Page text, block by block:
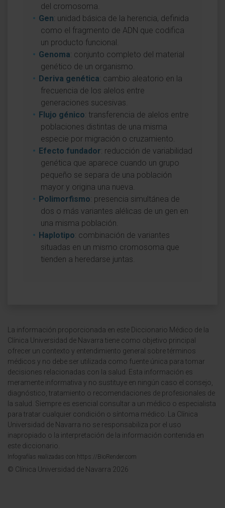
del cromosoma.
Gen: unidad básica de la herencia, definida
como el fragmento de ADN que codifica
un producto funcional.
Genoma: conjunto completo del material
genético de un organismo.
Deriva genética: cambio aleatorio en la
frecuencia de los alelos entre
generaciones sucesivas.
Flujo génico: transferencia de alelos entre
poblaciones distintas de una misma
especie por migración o cruzamiento.
Efecto fundador: reducción de variabilidad
genética que aparece cuando un grupo
pequeño se separa de una población
mayor y origina una nueva.
Polimorfismo: presencia simultánea de
dos o más variantes alélicas de un gen en
una misma población.
Haplotipo: combinación de variantes
situadas en un mismo cromosoma que
tienden a heredarse juntas.
La información proporcionada en este Diccionario Médico de la
Clínica Universidad de Navarra tiene como objetivo principal
ofrecer un contexto y entendimiento general sobre términos
médicos y no debe ser utilizada como fuente única para tomar
decisiones relacionadas con la salud. Esta información es
meramente informativa y no sustituye en ningún caso el consejo,
diagnóstico, tratamiento o recomendaciones de profesionales de
la salud. Siempre es esencial consultar a un médico o especialista
para tratar cualquier condición o síntoma médico. La Clínica
Universidad de Navarra no se responsabiliza por el uso
inapropiado o la interpretación de la información contenida en
este diccionario.
Infografías realizadas con https://BioRender.com
© Clínica Universidad de Navarra 2026